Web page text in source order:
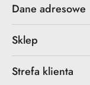
Dane adresowe
Sklep
Strefa klienta